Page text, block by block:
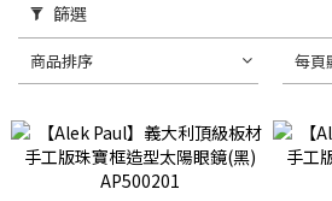
篩選
商品排序 每頁